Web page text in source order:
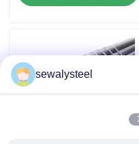
Contacteer ons
Alle Gevallen
sewalysteel